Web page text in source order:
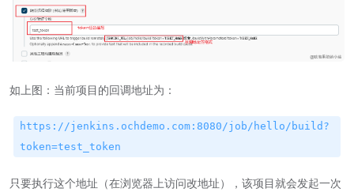
如上图：当前项目的回调地址为：
https://jenkins.ochdemo.com:8080/job/hello/build?
token=test_token
只要执行这个地址（在浏览器上访问改地址），该项目就会发起一次